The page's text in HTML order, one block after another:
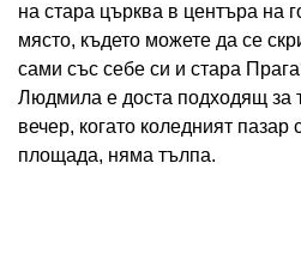
на стара църква в центъра на
място, където можете да се
сами със себе си и стара
Людмила е доста подходящ за
вечер, когато коледният пазар
площада, няма тълпа.